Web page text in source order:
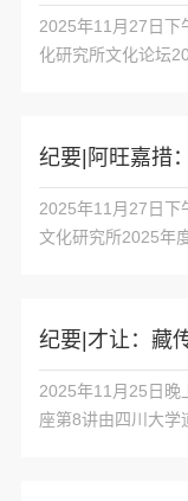
人。参加讲座的还
究生。讲座现场学
2025年11月27日下
化研究所文化论坛
参加讲座。讲座伊
化研究为核心，旨
人类与自然的互动
2025年11月27日下
文化研究所2025年
究生及线上学者参
了苯教中国化的问
确提出坚持我国宗
2025年11月25日晚
座第8讲由四川大学